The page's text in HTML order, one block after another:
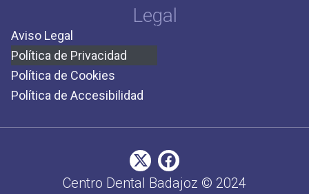
Legal
Aviso Legal
Política de Privacidad
Política de Cookies
Política de Accesibilidad
Centro Dental Badajoz © 2024